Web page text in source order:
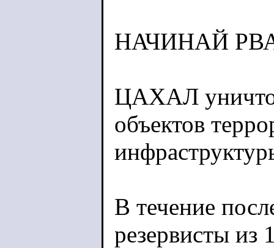
НАЧИНАЙ
ЦАХАЛ
объектов
В течение
резервисты из